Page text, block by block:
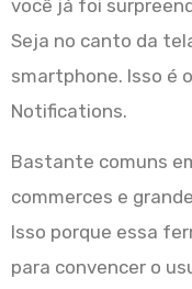
você já foi
Seja no canto da
smartphone. Isso é
Notifications.
Bastante comuns
commerces e
Isso porque essa
para convencer o